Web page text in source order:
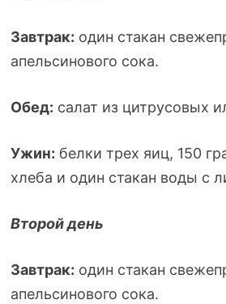
Завтрак: один стакан
апельсинового сока.
Обед: салат из цитрусовых
Ужин: белки трех яиц, 150
хлеба и один стакан воды с
Второй день
Завтрак: один стакан
апельсинового сока.